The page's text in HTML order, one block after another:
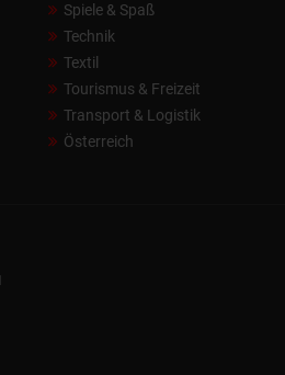
Spiele & Spaß
Technik
Textil
Tourismus & Freizeit
Transport & Logistik
Österreich